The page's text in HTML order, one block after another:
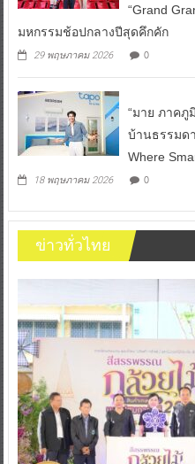
“Grand
มหกรรมช้อปกลางปีสุดคึกคัก
29 พฤษภาคม 2026 0
“มาย ภาคภู
บ้านธรรมด
Where
18 พฤษภาคม 2026 0
ข่าวทั่วไทย